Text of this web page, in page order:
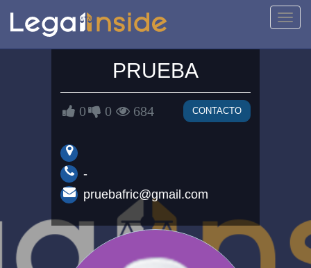
PRUEBA
0 0 684 CONTACTO
-
pruebafric@gmail.com